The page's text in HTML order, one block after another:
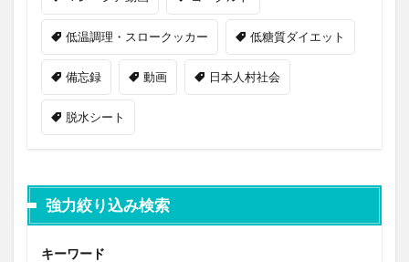
低温調理・スロークッカー 低糖質ダイエット
備忘録 動画 日本人村社会
脱水シート
強力絞り込み検索
キーワード